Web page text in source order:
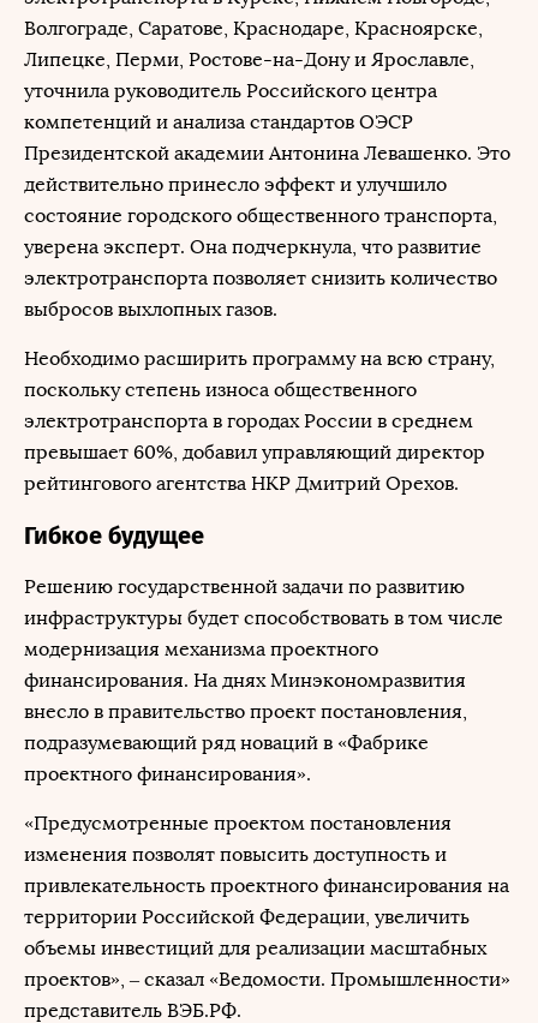
Волгограде, Саратове, Краснодаре, Красноярске,
Липецке, Перми, Ростове-на-Дону и Ярославле,
уточнила руководитель Российского центра
компетенций и анализа стандартов ОЭСР
Президентской академии Антонина Левашенко. Это
действительно принесло эффект и улучшило
состояние городского общественного транспорта,
уверена эксперт. Она подчеркнула, что развитие
электротранспорта позволяет снизить количество
выбросов выхлопных газов.
Необходимо расширить программу на всю страну,
поскольку степень износа общественного
электротранспорта в городах России в среднем
превышает 60%, добавил управляющий директор
рейтингового агентства НКР Дмитрий Орехов.
Гибкое будущее
Решению государственной задачи по развитию
инфраструктуры будет способствовать в том числе
модернизация механизма проектного
финансирования. На днях Минэкономразвития
внесло в правительство проект постановления,
подразумевающий ряд новаций в «Фабрике
проектного финансирования».
«Предусмотренные проектом постановления
изменения позволят повысить доступность и
привлекательность проектного финансирования на
территории Российской Федерации, увеличить
объемы инвестиций для реализации масштабных
проектов», ‒ сказал «Ведомости. Промышленности»
представитель ВЭБ.РФ.